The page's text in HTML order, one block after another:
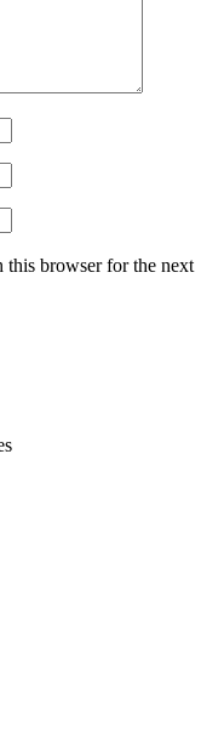
this browser for the next